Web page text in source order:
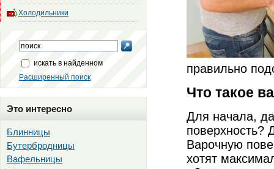
Холодильники
искать в найденном
Расширенный поиск
Это интересно
Блинницы
Бутербродницы
Вафельницы
правильно
Что такое
Для начала,
поверхность?
Варочную
хотят